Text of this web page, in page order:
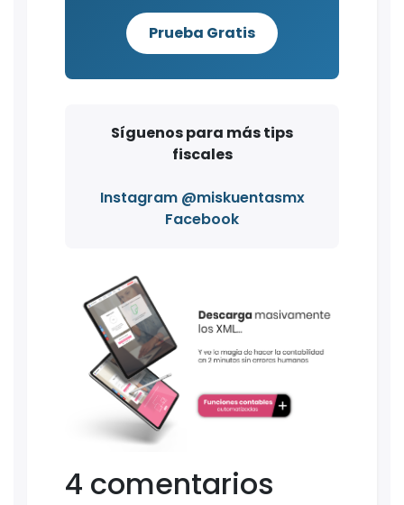
Prueba Gratis
Síguenos para más tips
fiscales
Instagram @miskuentasmx
Facebook
4 comentarios